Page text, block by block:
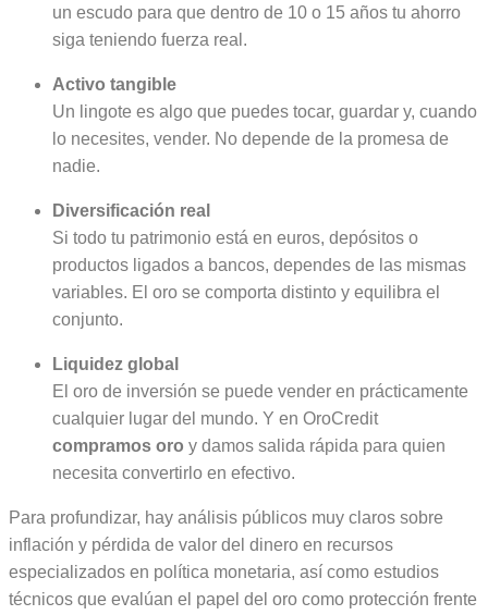
un escudo para que dentro de 10 o 15 años tu ahorro
siga teniendo fuerza real.
Activo tangible
Un lingote es algo que puedes tocar, guardar y, cuando
lo necesites, vender. No depende de la promesa de
nadie.
Diversificación real
Si todo tu patrimonio está en euros, depósitos o
productos ligados a bancos, dependes de las mismas
variables. El oro se comporta distinto y equilibra el
conjunto.
Liquidez global
El oro de inversión se puede vender en prácticamente
cualquier lugar del mundo. Y en OroCredit
compramos oro y damos salida rápida para quien
necesita convertirlo en efectivo.
Para profundizar, hay análisis públicos muy claros sobre
inflación y pérdida de valor del dinero en recursos
especializados en política monetaria, así como estudios
técnicos que evalúan el papel del oro como protección frente